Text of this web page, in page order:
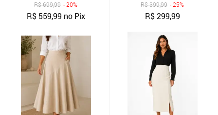
R$699,99 - 20%
R$ 559,99 no Pix
R$399,99 - 25%
R$299,99